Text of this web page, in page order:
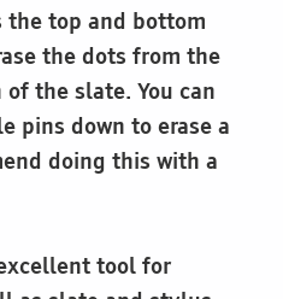
the top and bottom
the dots from the
the slate. You can
pins down to erase a
doing this with a
tool for